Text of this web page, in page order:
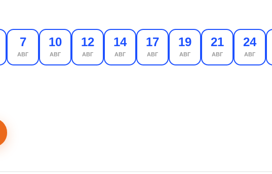
7
АВГ
10
АВГ
12
АВГ
14
АВГ
17
АВГ
19
АВГ
21
АВГ
24
АВГ